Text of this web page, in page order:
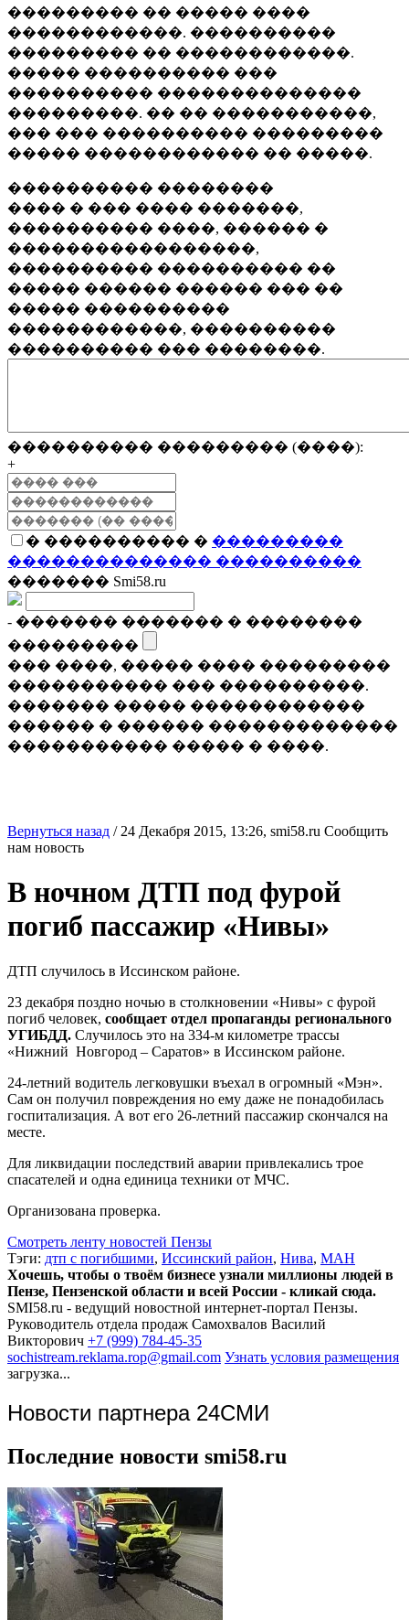
��������� �� ����� ����
������������. ����������
��������� �� ������������.
����� ���������� ���
���������� ��������������
���������. �� �� �����������,
��� ��� ���������� ���������
����� ������������ �� �����.
���������� ��������
���� � ��� ���� �������,
���������� ����, ������ �
�����������������,
���������� ���������� ��
����� ������ ������ ��� ��
����� ����������
������������, ����������
���������� ��� ��������.
���������� ��������� (����):
+
� ���������� � ���������
�������������� ����������
������� Smi58.ru
- ������� ������� � ��������
���������
��� ����, ����� ���� ���������
����������� ��� ����������.
������� ����� ������������
������ � ������ �������������
����������� ����� � ����.
Вернуться назад / 24 Декабря 2015, 13:26, smi58.ru Сообщить
нам новость
В ночном ДТП под фурой
погиб пассажир «Нивы»
ДТП случилось в Иссинском районе.
23 декабря поздно ночью в столкновении «Нивы» с фурой
погиб человек, сообщает отдел пропаганды регионального
УГИБДД. Случилось это на 334-м километре трассы
«Нижний Новгород – Саратов» в Иссинском районе.
24-летний водитель легковушки въехал в огромный «Мэн».
Сам он получил повреждения но ему даже не понадобилась
госпитализация. А вот его 26-летний пассажир скончался на
месте.
Для ликвидации последствий аварии привлекались трое
спасателей и одна единица техники от МЧС.
Организована проверка.
Смотреть ленту новостей Пензы
Тэги: дтп с погибшими, Иссинский район, Нива, МАН
Хочешь, чтобы о твоём бизнесе узнали миллионы людей в
Пензе, Пензенской области и всей России - кликай сюда.
SMI58.ru - ведущий новостной интернет-портал Пензы.
Руководитель отдела продаж Самохвалов Василий
Викторович +7 (999) 784-45-35
sochistream.reklama.rop@gmail.com Узнать условия размещения
загрузка...
Новости партнера 24СМИ
Последние новости smi58.ru